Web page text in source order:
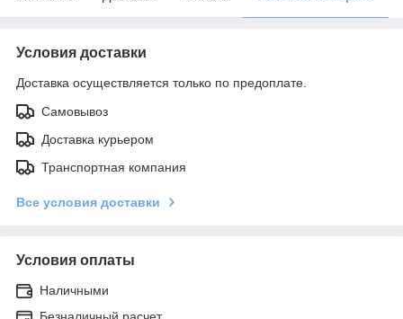
Условия доставки
Доставка осуществляется только по предоплате.
Самовывоз
Доставка курьером
Транспортная компания
Все условия доставки
Условия оплаты
Наличными